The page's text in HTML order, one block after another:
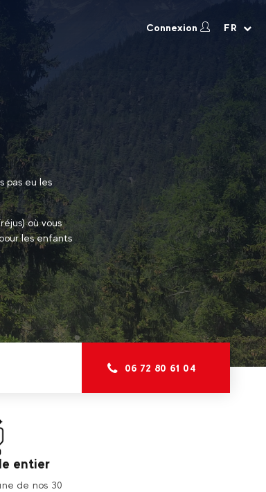
Connexion FR
pas eu les
où vous
les enfants
06 72 80 61 04
entier
de nos 30